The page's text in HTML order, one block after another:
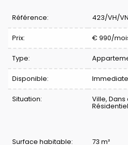
Référence: 423/VH/
Prix: € 990/
Type:
Disponible:
Situation: Ville,
Surface habitable: 73 m²